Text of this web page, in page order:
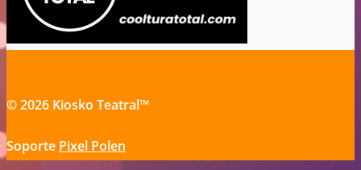
© 2026 Kiosko Teatral™
Soporte Pixel Polen